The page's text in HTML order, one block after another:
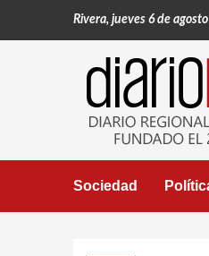
Rivera, jueves 6 de
Sociedad